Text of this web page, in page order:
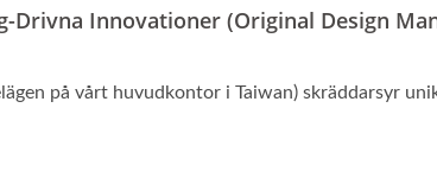
Drivna Innovationer (Original Design
på vårt huvudkontor i Taiwan) skräddarsyr